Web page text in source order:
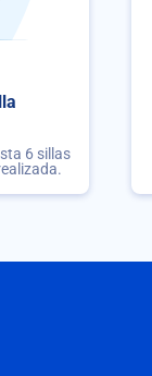
6 sillas